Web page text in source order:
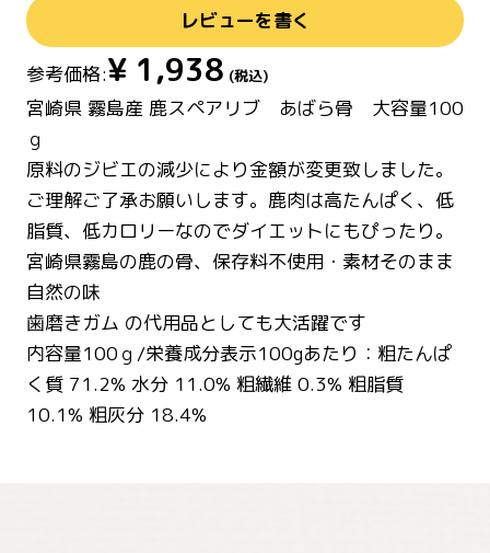
レビューを書く
参考価格:¥ 1,938 (税込)
宮崎県 霧島産 鹿スペアリブ あばら骨 大容量100
ｇ
原料のジビエの減少により金額が変更致しました。
ご理解ご了承お願いします。鹿肉は高たんぱく、低
脂質、低カロリーなのでダイエットにもぴったり。
宮崎県霧島の鹿の骨、保存料不使用・素材そのまま
自然の味
歯磨きガム の代用品としても大活躍です
内容量100ｇ/栄養成分表示100gあたり：粗たんぱ
く質 71.2% 水分 11.0% 粗繊維 0.3% 粗脂質
10.1% 粗灰分 18.4%